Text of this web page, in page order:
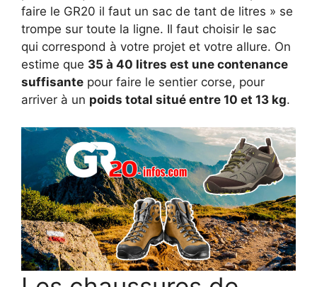
faire le GR20 il faut un sac de tant de litres » se
trompe sur toute la ligne. Il faut choisir le sac
qui correspond à votre projet et votre allure. On
estime que 35 à 40 litres est une contenance
suffisante pour faire le sentier corse, pour
arriver à un poids total situé entre 10 et 13 kg.